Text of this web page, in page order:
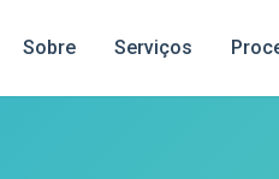
Sobre Serviços